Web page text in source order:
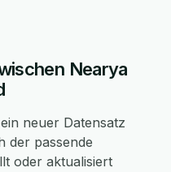
Nearya
neuer Datensatz
der passende
oder aktualisiert